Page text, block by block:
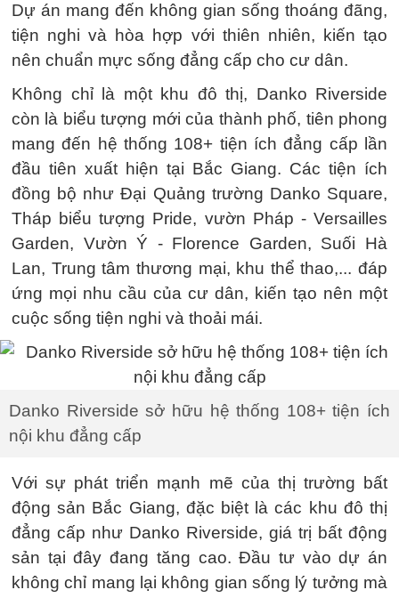
Dự án mang đến không gian sống thoáng đãng,
tiện nghi và hòa hợp với thiên nhiên, kiến tạo
nên chuẩn mực sống đẳng cấp cho cư dân.
Không chỉ là một khu đô thị, Danko Riverside
còn là biểu tượng mới của thành phố, tiên phong
mang đến hệ thống 108+ tiện ích đẳng cấp lần
đầu tiên xuất hiện tại Bắc Giang. Các tiện ích
đồng bộ như Đại Quảng trường Danko Square,
Tháp biểu tượng Pride, vườn Pháp - Versailles
Garden, Vườn Ý - Florence Garden, Suối Hà
Lan, Trung tâm thương mại, khu thể thao,... đáp
ứng mọi nhu cầu của cư dân, kiến tạo nên một
cuộc sống tiện nghi và thoải mái.
Danko Riverside sở hữu hệ thống 108+ tiện ích
nội khu đẳng cấp
Với sự phát triển mạnh mẽ của thị trường bất
động sản Bắc Giang, đặc biệt là các khu đô thị
đẳng cấp như Danko Riverside, giá trị bất động
sản tại đây đang tăng cao. Đầu tư vào dự án
không chỉ mang lại không gian sống lý tưởng mà